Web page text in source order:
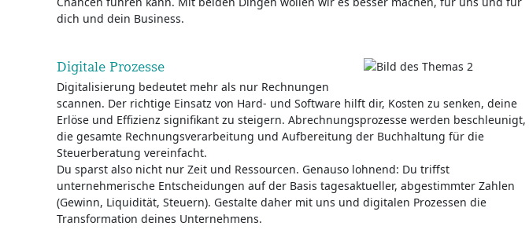
dich und dein Business.
Digitale Prozesse
Digitalisierung bedeutet mehr als nur Rechnungen
scannen. Der richtige Einsatz von Hard- und Software hilft dir, Kosten zu senken, deine
Erlöse und Effizienz signifikant zu steigern. Abrechnungsprozesse werden beschleunigt,
die gesamte Rechnungsverarbeitung und Aufbereitung der Buchhaltung für die
Steuerberatung vereinfacht.
Du sparst also nicht nur Zeit und Ressourcen. Genauso lohnend: Du triffst
unternehmerische Entscheidungen auf der Basis tagesaktueller, abgestimmter Zahlen
(Gewinn, Liquidität, Steuern). Gestalte daher mit uns und digitalen Prozessen die
Transformation deines Unternehmens.